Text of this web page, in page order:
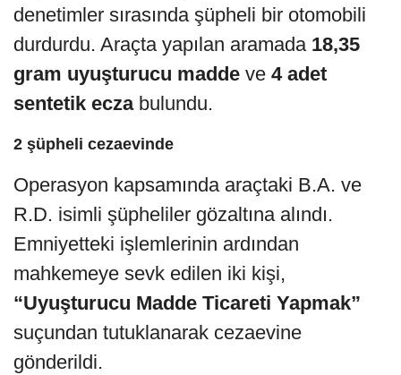
denetimler sırasında şüpheli bir otomobili
durdurdu. Araçta yapılan aramada 18,35
gram uyuşturucu madde ve 4 adet
sentetik eczabulundu.
2 şüpheli cezaevinde
Operasyon kapsamında araçtaki B.A. ve
R.D. isimli şüpheliler gözaltına alındı.
Emniyetteki işlemlerinin ardından
mahkemeye sevk edilen iki kişi,
“Uyuşturucu Madde Ticareti Yapmak”
suçundan tutuklanarak cezaevine
gönderildi.